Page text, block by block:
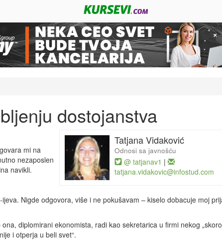
dostojanstva
Tatjana Vidaković
Odnosi sa javnošću
@ tatjanav1 |
tatjana.vidakovic@infostud.com
mi na
nezaposlen
navikli.
Nigde odgovora, više i ne pokušavam – kiselo dobacuje moj
diplomirani ekonomista, radi kao sekretarica u firmi nekog
i otperja u beli svet“.